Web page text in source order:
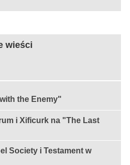
wieści
the Enemy"
i Xificurk na "The Last
Society i Testament w